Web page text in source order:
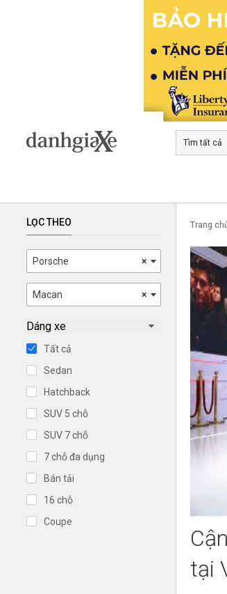
Tìm tất cả
LỌC THEO
×
Porsche
×
Macan
Dáng xe
Tất cả
Sedan
Hatchback
SUV 5 chỗ
SUV 7 chỗ
7 chỗ đa dụng
Bán tải
16 chỗ
Coupe
Trang
tại